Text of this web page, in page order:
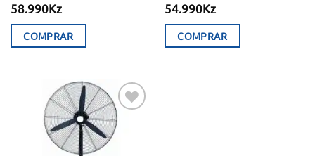
58.990Kz
COMPRAR
54.990Kz
COMPRAR
Adicionar
aos meus
desejos